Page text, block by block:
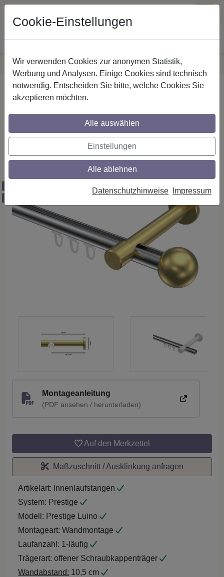
VersandkostenfreieLieferung innerhalb Deutschlands
Sichere Zahlung
Startseite Innenlaufstangen Aluminium / Metall
Gardinenstangen mit Innenlauf aus
Aluminium / Metall in 20 mm Ø, 1-läufig,
Modell PRESTIGE - Luino Chrom /
Montageanleitung
(PDF ansehen / herunterladen)
Auf den Merkzettel
Maßzuschnitt / Ausklinkung anfragen
Artikelart: Innenlaufstangen
System: Prestige
Modell: Prestige Luino
Montageart: Wandmontage
Laufanzahl: 1-läufig
Trägerart: offener Schraubkappenträger
Wandabstand: 10,5 cm
Cookie-Einstellungen
Wir verwenden Cookies zur anonymen Statistik,
Werbung und Analysen. Einige Cookies sind technisch
notwendig. Entscheiden Sie bitte, welche Cookies Sie
akzeptieren möchten.
Alle auswählen
Einstellungen
Alle ablehnen
Datenschutzhinweise Impressum